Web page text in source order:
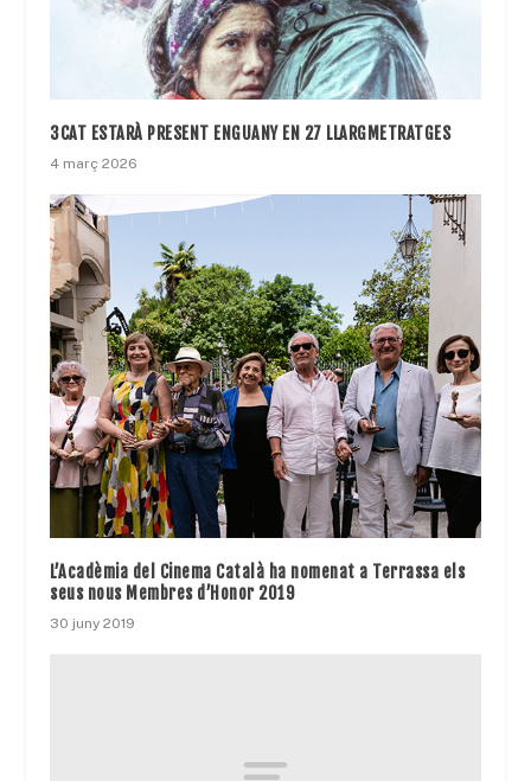
3CAT ESTARÀ PRESENT ENGUANY EN 27 LLARGMETRATGES
4 març 2026
L’Acadèmia del Cinema Català ha nomenat a Terrassa els
seus nous Membres d’Honor 2019
30 juny 2019